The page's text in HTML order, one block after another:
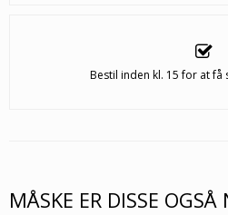
Bestil inden kl. 15 for at få
MÅSKE ER DISSE